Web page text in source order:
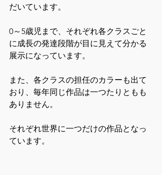
だいています。
0～5歳児まで、それぞれ各クラスごと
に成長の発達段階が目に見えて分かる
展示になっています。
また、各クラスの担任のカラーも出て
おり、毎年同じ作品は一つたりともも
ありません。
それぞれ世界に一つだけの作品となっ
ています。